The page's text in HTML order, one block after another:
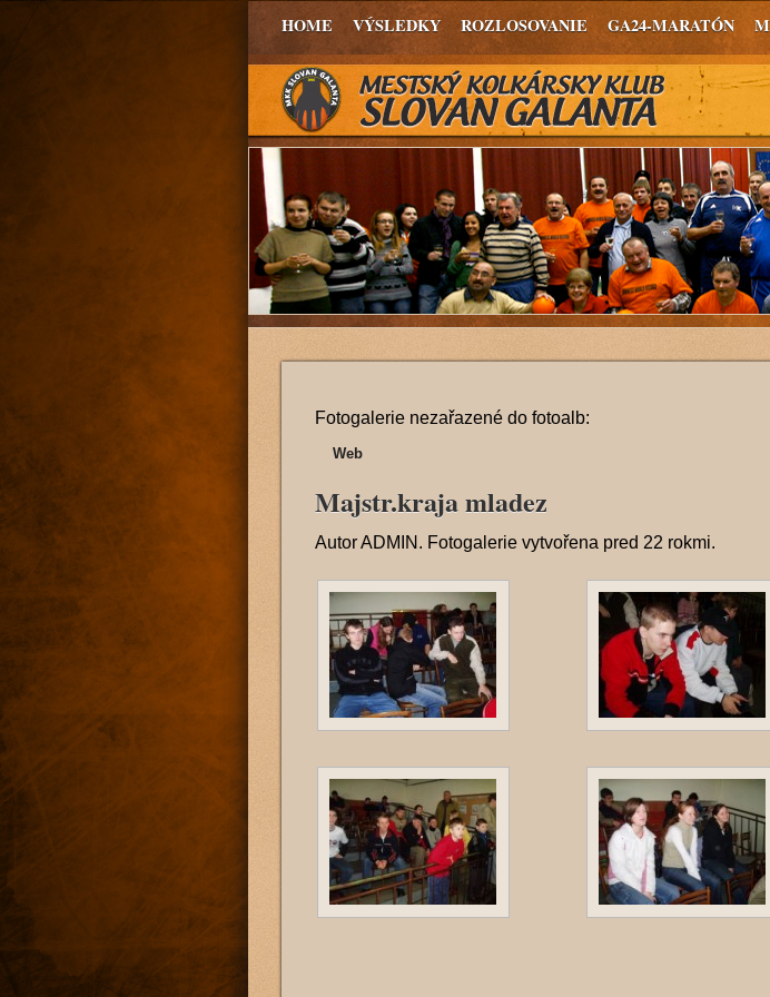
HOME VÝSLEDKY ROZLOSOVANIE GA24-MARATÓN
Fotogalerie nezařazené do fotoalb:
Web
Majstr.kraja mladez
AutorADMIN . Fotogalerie vytvořena pred 22 rokmi.